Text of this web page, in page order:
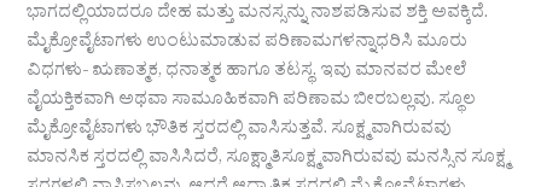
ಭಾಗದಲ್ಲಿಯಾದರೂ ದೇಹ ಮತ್ತು ಮನಸ್ಸನ್ನು ನಾಶಪಡಿಸುವ ಶಕ್ತಿ ಅವಕ್ಕಿದೆ.
ಮೈಕ್ರೋವೈಟಾಗಳು ಉಂಟುಮಾಡುವ ಪರಿಣಾಮಗಳನ್ನಾಧರಿಸಿ ಮೂರು
ವಿಧಗಳು- ಋಣಾತ್ಮಕ, ಧನಾತ್ಮಕ ಹಾಗೂ ತಟಸ್ಥ. ಇವು ಮಾನವರ ಮೇಲೆ
ವೈಯಕ್ತಿಕವಾಗಿ ಅಥವಾ ಸಾಮೂಹಿಕವಾಗಿ ಪರಿಣಾಮ ಬೀರಬಲ್ಲವು. ಸ್ಥೂಲ
ಮೈಕ್ರೋವೈಟಾಗಳು ಭೌತಿಕ ಸ್ತರದಲ್ಲಿ ವಾಸಿಸುತ್ತವೆ. ಸೂಕ್ಷ್ಮವಾಗಿರುವವು
ಮಾನಸಿಕ ಸ್ತರದಲ್ಲಿ ವಾಸಿಸಿದರೆ, ಸೂಕ್ಷ್ಮಾತಿಸೂಕ್ಷ್ಮವಾಗಿರುವವು ಮನಸ್ಸಿನ ಸೂಕ್ಷ್ಮ